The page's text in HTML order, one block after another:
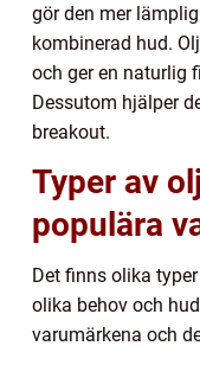
gör den mer
kombinerad hud.
och ger en naturlig
Dessutom hjälper
breakout.
Typer av
populära
Det finns olika
olika behov och
varumärkena och